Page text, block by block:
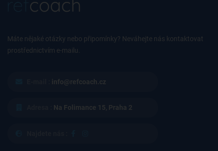
Máte nějaké otázky nebo připomínky? Neváhejte nás kontaktovat
prostřednictvím e-mailu.
info@refcoach.cz
Na Folimance 15, Praha 2